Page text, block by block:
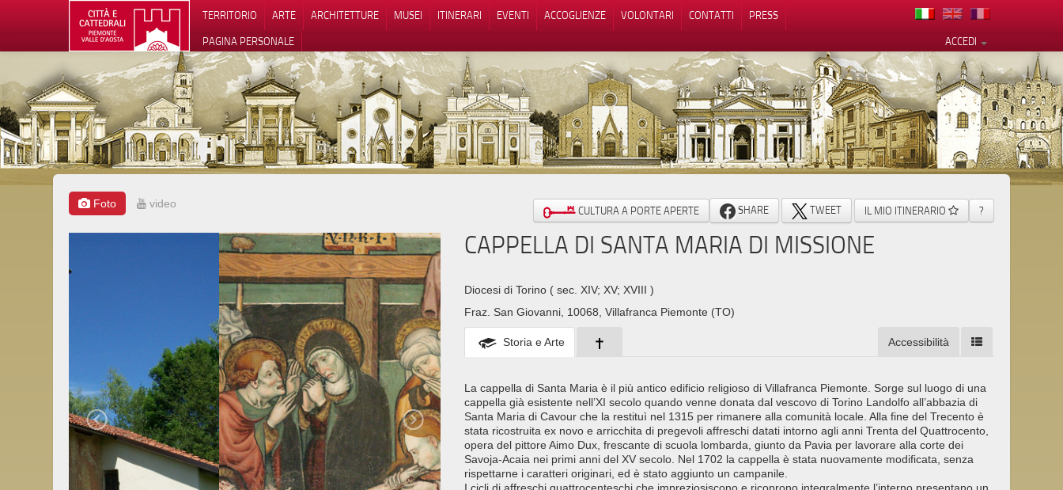
TERRITORIO ARTE ARCHITETTURE MUSEI ITINERARI EVENTI ACCOGLIENZE VOLONTARI CONTATTI
PRESS
ACCEDI
PAGINA PERSONALE
Foto video CULTURA A PORTE APERTE SHARE TWEET IL MIO ITINERARIO ?
CAPPELLA DI SANTA MARIA DI MISSIONE
Diocesi di Torino ( sec. XIV; XV; XVIII )
Fraz. San Giovanni, 10068, Villafranca Piemonte (TO)
Storia e Arte Accessibilità
La cappella di Santa Maria è il più antico edificio religioso di Villafranca Piemonte. Sorge sul luogo di una
cappella già esistente nell’XI secolo quando venne donata dal vescovo di Torino Landolfo all’abbazia di
Santa Maria di Cavour che la restituì nel 1315 per rimanere alla comunità locale. Alla fine del Trecento è
stata ricostruita ex novo e arricchita di pregevoli affreschi datati intorno agli anni Trenta del Quattrocento,
opera del pittore Aimo Dux, frescante di scuola lombarda, giunto da Pavia per lavorare alla corte dei
Savoja-Acaia nei primi anni del XV secolo. Nel 1702 la cappella è stata nuovamente modificata, senza
rispettarne i caratteri originari, ed è stato aggiunto un campanile.
Le tue preferenze relative alla privacy